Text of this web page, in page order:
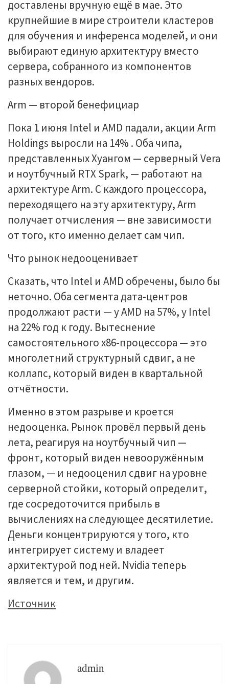
доставлены вручную ещё в мае. Это
крупнейшие в мире строители кластеров
для обучения и инференса моделей, и они
выбирают единую архитектуру вместо
сервера, собранного из компонентов
разных вендоров.
Arm — второй бенефициар
Пока 1 июня Intel и AMD падали, акции Arm
Holdings выросли на 14% . Оба чипа,
представленных Хуангом — серверный Vera
и ноутбучный RTX Spark, — работают на
архитектуре Arm. С каждого процессора,
переходящего на эту архитектуру, Arm
получает отчисления — вне зависимости
от того, кто именно делает сам чип.
Что рынок недооценивает
Сказать, что Intel и AMD обречены, было бы
неточно. Оба сегмента дата-центров
продолжают расти — у AMD на 57%, у Intel
на 22% год к году. Вытеснение
самостоятельного x86-процессора — это
многолетний структурный сдвиг, а не
коллапс, который виден в квартальной
отчётности.
Именно в этом разрыве и кроется
недооценка. Рынок провёл первый день
лета, реагируя на ноутбучный чип —
фронт, который виден невооружённым
глазом, — и недооценил сдвиг на уровне
серверной стойки, который определит,
где сосредоточится прибыль в
вычислениях на следующее десятилетие.
Деньги концентрируются у того, кто
интегрирует систему и владеет
архитектурой под ней. Nvidia теперь
является и тем, и другим.
Источник
admin